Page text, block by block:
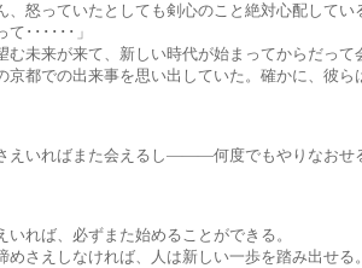
しても剣心のこと絶対心配しているわよ
･･･」
、新しい時代が始まってからだって会いに
事を思い出していた。確かに、彼らは再
た会えるし―――何度でもやりなおせる
ずまた始めることができる。
ければ、人は新しい一歩を踏み出せる。